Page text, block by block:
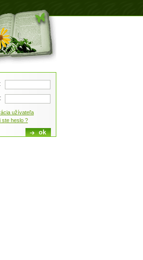
užívateľa
ste heslo ?